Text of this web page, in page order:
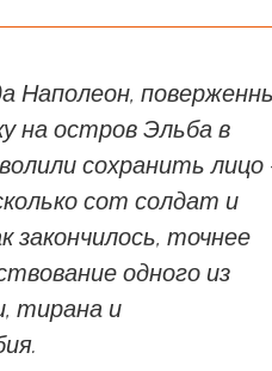
Наполеон,
на остров Эльба в
сохранить
сот солдат и
точнее
одного из
тирана и